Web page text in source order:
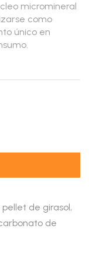
micromineral
como
único en
de girasol,
de